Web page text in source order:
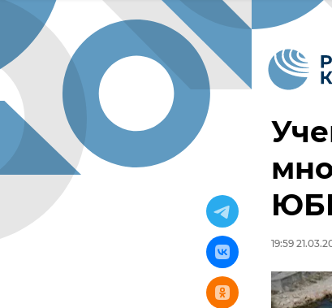
19:59